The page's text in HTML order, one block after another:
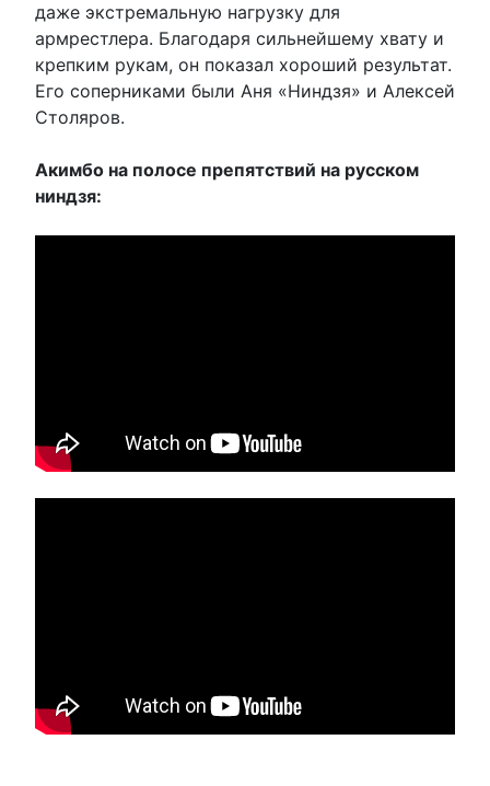
даже экстремальную нагрузку для
армрестлера. Благодаря сильнейшему хвату и
крепким рукам, он показал хороший результат.
Его соперниками были Аня «Ниндзя» и Алексей
Столяров.
Акимбо на полосе препятствий на русском
ниндзя: